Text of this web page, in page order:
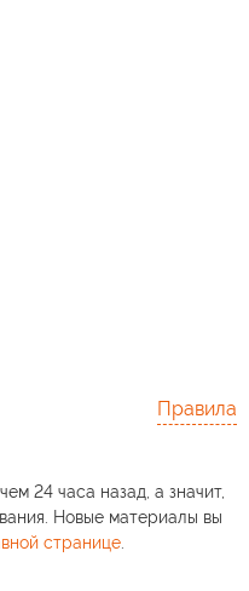
Правила
24 часа назад, а значит,
Новые материалы вы
странице.